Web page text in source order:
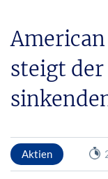
steigt
Aktien